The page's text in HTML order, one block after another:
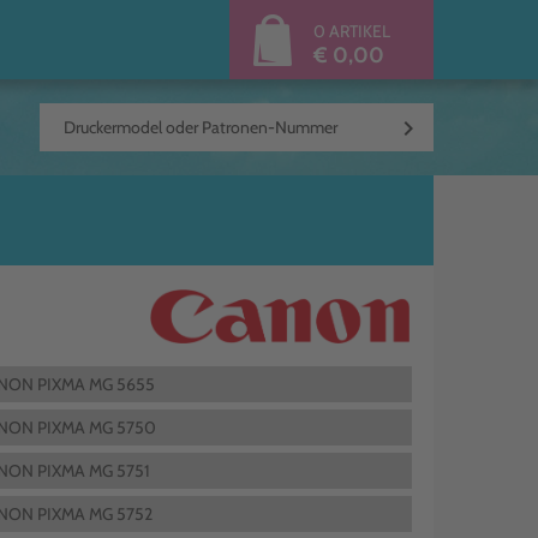
0 ARTIKEL
€ 0,00
keyboard_arrow_right
PIXMA MG 5655
PIXMA MG 5750
PIXMA MG 5751
PIXMA MG 5752